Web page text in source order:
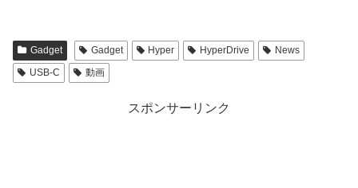
Gadget Gadget Hyper HyperDrive
News
USB-C
動画
スポンサーリンク